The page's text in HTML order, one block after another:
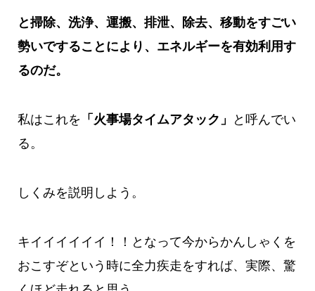
と掃除、洗浄、運搬、排泄、除去、移動をすごい
勢いですることにより、エネルギーを有効利用す
るのだ。
私はこれを 「火事場タイムアタック」
と呼んでい
る。
しくみを説明しよう。
キイイイイイイ！！となって今からかんしゃくを
おこすぞという時に全力疾走をすれば、実際、驚